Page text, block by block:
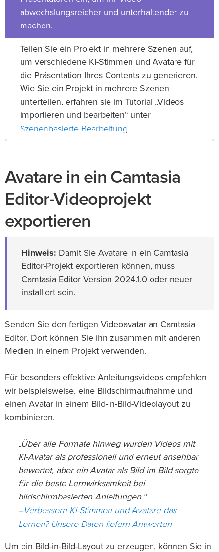
abwechslungsreicher und unterhaltender zu
machen.
Teilen Sie ein Projekt in mehrere Szenen auf,
um verschiedene KI-Stimmen und Avatare für
die Präsentation Ihres Contents zu generieren.
Wie Sie ein Projekt in mehrere Szenen
unterteilen, erfahren sie im Tutorial „Videos
importieren und bearbeiten“ unter
Szenenbasierte Bearbeitung.
Avatare in ein Camtasia
Editor-Videoprojekt
exportieren
Hinweis: Damit Sie Avatare in ein Camtasia
Editor-Projekt exportieren können, muss
Camtasia Editor Version 2024.1.0 oder neuer
installiert sein.
Senden Sie den fertigen Videoavatar an Camtasia
Editor. Dort können Sie ihn zusammen mit anderen
Medien in einem Projekt verwenden.
Für besonders effektive Anleitungsvideos empfehlen
wir beispielsweise, eine Bildschirmaufnahme und
einen Avatar in einem Bild-in-Bild-Videolayout zu
kombinieren.
„Über alle Formate hinweg wurden Videos mit
KI-Avatar als professionell und erneut ansehbar
bewertet, aber ein Avatar als Bild im Bild sorgte
für die beste Lernwirksamkeit bei
bildschirmbasierten Anleitungen.“
–Verbessern KI-Stimmen und Avatare das
Lernen? Unsere Daten liefern Antworten
Um ein Bild-in-Bild-Layout zu erzeugen, können Sie in